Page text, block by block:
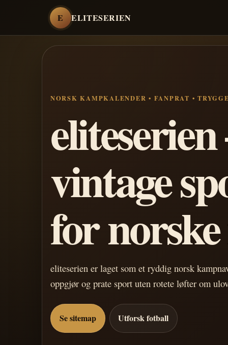
E ELITESERIEN
NORSK KAMPKALENDER • FANPRAT •
vintage
for
eliteserien er laget som et ryddig norsk
oppgjør og prate sport uten rotete løfter om
Se sitemap Utforsk fotball